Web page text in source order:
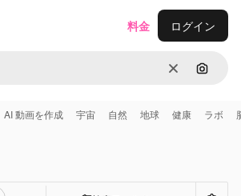
消去 画像で
料金 ログイン
AI 動画を作成 宇宙 自然 地球 健康 ラボ